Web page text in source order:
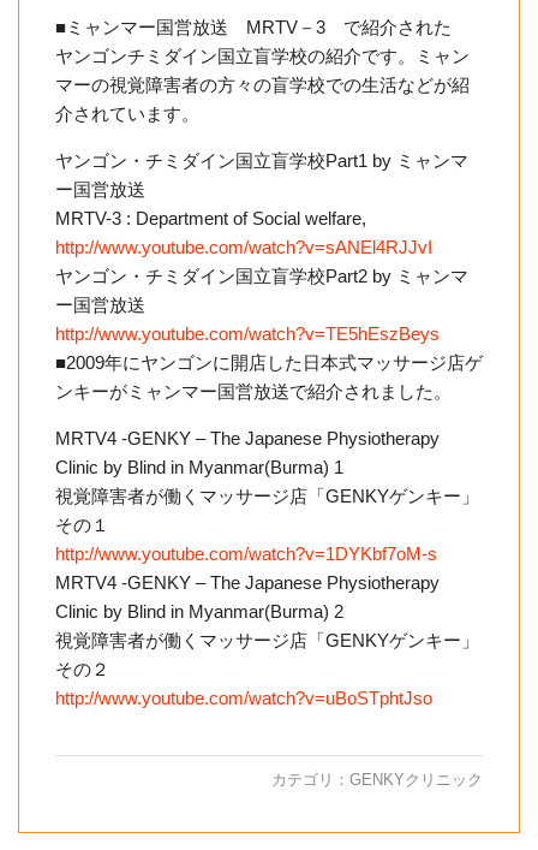
■ミャンマー国営放送 MRTV－3 で紹介された
ヤンゴンチミダイン国立盲学校の紹介です。ミャン
マーの視覚障害者の方々の盲学校での生活などが紹
介されています。
ヤンゴン・チミダイン国立盲学校Part1 by ミャンマ
ー国営放送
MRTV-3 : Department of Social welfare,
http://www.youtube.com/watch?v=sANEl4RJJvI
ヤンゴン・チミダイン国立盲学校Part2 by ミャンマ
ー国営放送
http://www.youtube.com/watch?v=TE5hEszBeys
■2009年にヤンゴンに開店した日本式マッサージ店ゲ
ンキーがミャンマー国営放送で紹介されました。
MRTV4 -GENKY – The Japanese Physiotherapy
Clinic by Blind in Myanmar(Burma) 1
視覚障害者が働くマッサージ店「GENKYゲンキー」
その１
http://www.youtube.com/watch?v=1DYKbf7oM-s
MRTV4 -GENKY – The Japanese Physiotherapy
Clinic by Blind in Myanmar(Burma) 2
視覚障害者が働くマッサージ店「GENKYゲンキー」
その２
http://www.youtube.com/watch?v=uBoSTphtJso
カテゴリ： GENKYクリニック